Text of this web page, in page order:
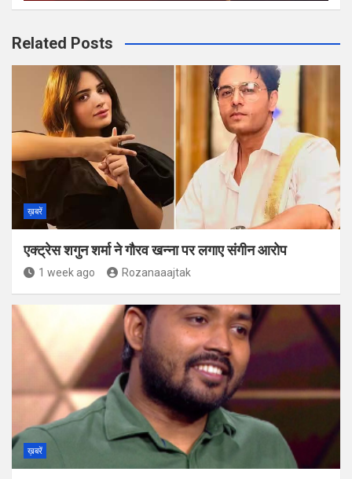
Related Posts
ख़बरें
एक्ट्रेस शगुन शर्मा ने गौरव खन्ना पर लगाए संगीन आरोप
1 week ago Rozanaaajtak
ख़बरें